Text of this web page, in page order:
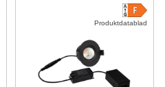
Produktdatablad